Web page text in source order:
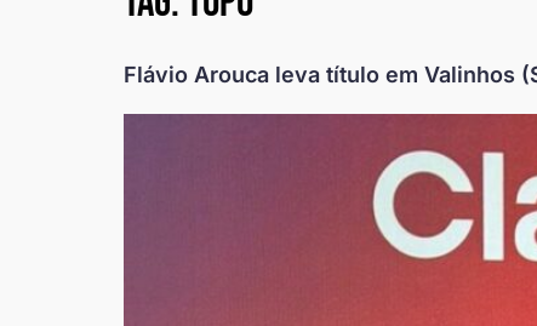
Flávio Arouca leva título em Valinhos